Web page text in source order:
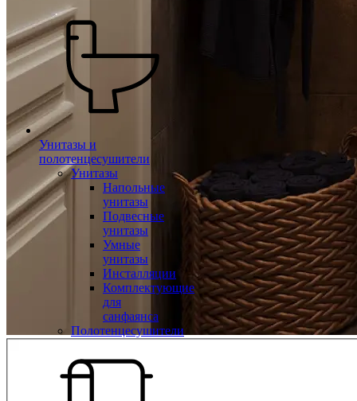
Унитазы и
полотенцесушители
Унитазы
Напольные
унитазы
Подвесные
унитазы
Умные
унитазы
Инсталляции
Комплектующие
для
санфаянса
Полотенцесушители